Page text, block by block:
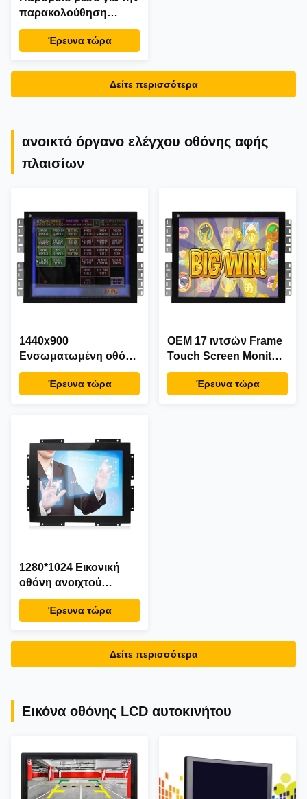
παρακολούθηση
παιχνιδιών
Έρευνα τώρα
Δείτε περισσότερα
ανοικτό όργανο ελέγχου οθόνης αφής
πλαισίων
1440x900
Ενσωματωμένη οθόνη
αφής
Έρευνα τώρα
OEM 17 ιντσών Frame
Touch Screen Monitor
Industrial με CGA VGA
Έρευνα τώρα
1280*1024 Εικονική
οθόνη ανοιχτού
πλαισίου
Έρευνα τώρα
Δείτε περισσότερα
Εικόνα οθόνης LCD αυτοκινήτου